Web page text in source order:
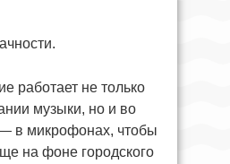
работает не только
музыки, но и во
в микрофонах, чтобы
на фоне городского